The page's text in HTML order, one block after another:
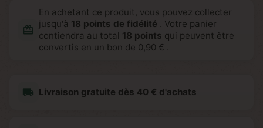
redeem
En achetant ce produit, vous pouvez collecter
jusqu'à 18 points de fidélité . Votre panier
contiendra au total 18 points qui peuvent être
convertis en un bon de 0,90 € .
local_shipping Livraison gratuite dès 40 € d'achats